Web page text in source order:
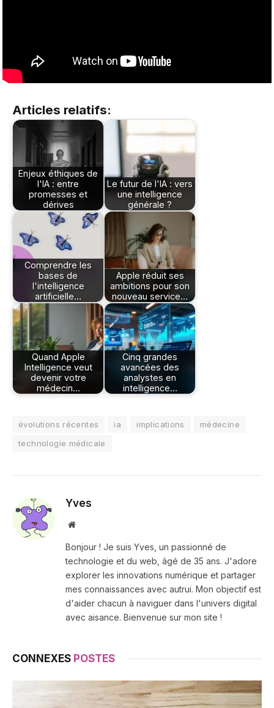
Articles relatifs:
Enjeux éthiques de
l'IA : entre
promesses et
dérives
Le futur de l'IA : vers
une intelligence
générale ?
Comprendre les
bases de
l'intelligence
artificielle…
Apple réduit ses
ambitions pour son
nouveau service…
Quand Apple
Intelligence veut
devenir votre
médecin…
Cinq grandes
avancées des
analystes en
intelligence…
évolutions récentes ia implications
médecine
technologie médicale
Yves
Site
Bonjour ! Je suis Yves, un passionné de
technologie et du web, âgé de 35 ans. J'adore
explorer les innovations numérique et partager
mes connaissances avec autrui. Mon objectif est
d'aider chacun à naviguer dans l'univers digital
avec aisance. Bienvenue sur mon site !
CONNEXES POSTES